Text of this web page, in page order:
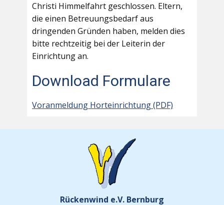
Christi Himmelfahrt geschlossen. Eltern,
die einen Betreuungsbedarf aus
dringenden Gründen haben, melden dies
bitte rechtzeitig bei der Leiterin der
Einrichtung an.
Download Formulare
Voranmeldung Horteinrichtung (PDF)
Rückenwind e.V. Bernburg